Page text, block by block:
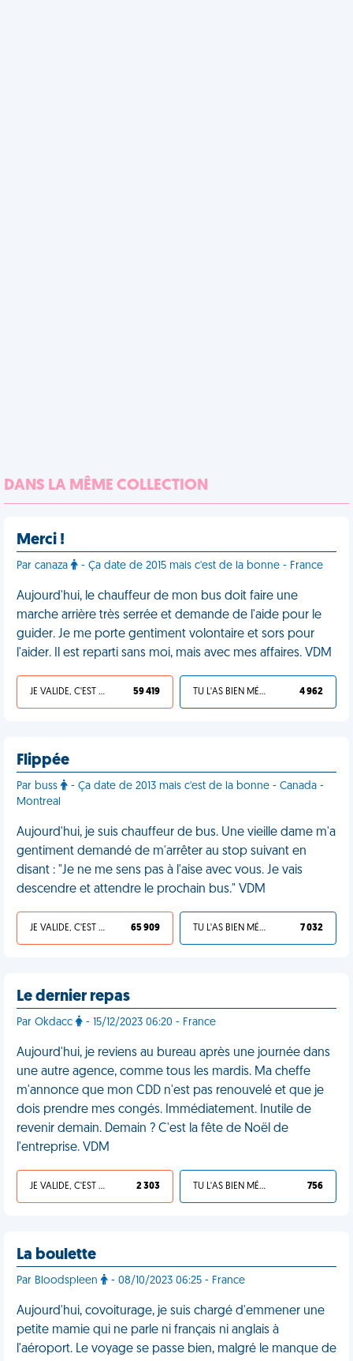
DANS LA MÊME COLLECTION
Merci !
Par canaza - Ça date de 2015 mais c'est de la bonne - France
Aujourd'hui, le chauffeur de mon bus doit faire une
marche arrière très serrée et demande de l'aide pour le
guider. Je me porte gentiment volontaire et sors pour
l'aider. Il est reparti sans moi, mais avec mes affaires. VDM
JE VALIDE, C'EST UNE VDM 59 419 TU L'AS BIEN MÉRITÉ 4 962
Flippée
Par buss
- Ça date de 2013 mais c'est de la bonne - Canada -
Montreal
Aujourd'hui, je suis chauffeur de bus. Une vieille dame m'a
gentiment demandé de m'arrêter au stop suivant en
disant : "Je ne me sens pas à l'aise avec vous. Je vais
descendre et attendre le prochain bus." VDM
JE VALIDE, C'EST UNE VDM 65 909 TU L'AS BIEN MÉRITÉ 7 032
Le dernier repas
Par Okdacc - 15/12/2023 06:20 - France
Aujourd'hui, je reviens au bureau après une journée dans
une autre agence, comme tous les mardis. Ma cheffe
m'annonce que mon CDD n'est pas renouvelé et que je
dois prendre mes congés. Immédiatement. Inutile de
revenir demain. Demain ? C'est la fête de Noël de
l'entreprise. VDM
JE VALIDE, C'EST UNE VDM 2 303 TU L'AS BIEN MÉRITÉ 756
La boulette
Par Bloodspleen - 08/10/2023 06:25 - France
Aujourd'hui, covoiturage, je suis chargé d'emmener une
petite mamie qui ne parle ni français ni anglais à
l'aéroport. Le voyage se passe bien, malgré le manque de